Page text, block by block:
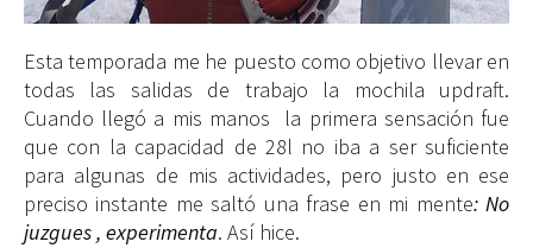
Esta temporada me he puesto como objetivo llevar en
todas las salidas de trabajo la mochila updraft.
Cuando llegó a mis manos la primera sensación fue
que con la capacidad de 28l no iba a ser suficiente
para algunas de mis actividades, pero justo en ese
preciso instante me saltó una frase en mi mente: No
juzgues , experimenta. Así hice.